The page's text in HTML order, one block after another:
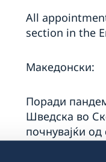
All
section in the
Македонски:
Поради
Шведска во
почнувајќи